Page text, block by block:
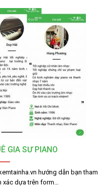
GIA SƯ PIANO
hướng dẫn bạn tham
xác dựa trên form…